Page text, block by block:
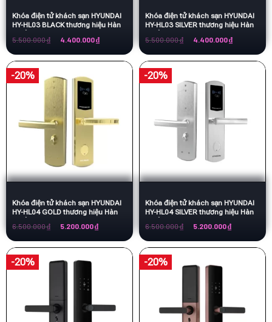
Khóa điện tử khách sạn HYUNDAI
HY-HL03 BLACK thương hiệu Hàn
5.500.000₫
Giá
là:
5.500.000 ₫.
4.400.000₫Giá
hiện
tại
là:
4.400.000 ₫.
Khóa điện tử khách sạn HYUNDAI
HY-HL03 SILVER thương hiệu Hàn
5.500.000₫
Giá
là:
5.500.000 ₫.
4.400.000₫Giá
hiện
tại
là:
4.400.000 ₫.
-20%
Khóa điện tử khách sạn HYUNDAI
HY-HL04 GOLD thương hiệu Hàn
6.500.000₫
Giá
là:
6.500.000 ₫.
5.200.000₫Giá
hiện
tại
là:
5.200.000 ₫.
-20%
Khóa điện tử khách sạn HYUNDAI
HY-HL04 SILVER thương hiệu Hàn
6.500.000₫
Giá
là:
6.500.000 ₫.
5.200.000₫Giá
hiện
tại
là:
5.200.000 ₫.
-20% -20%